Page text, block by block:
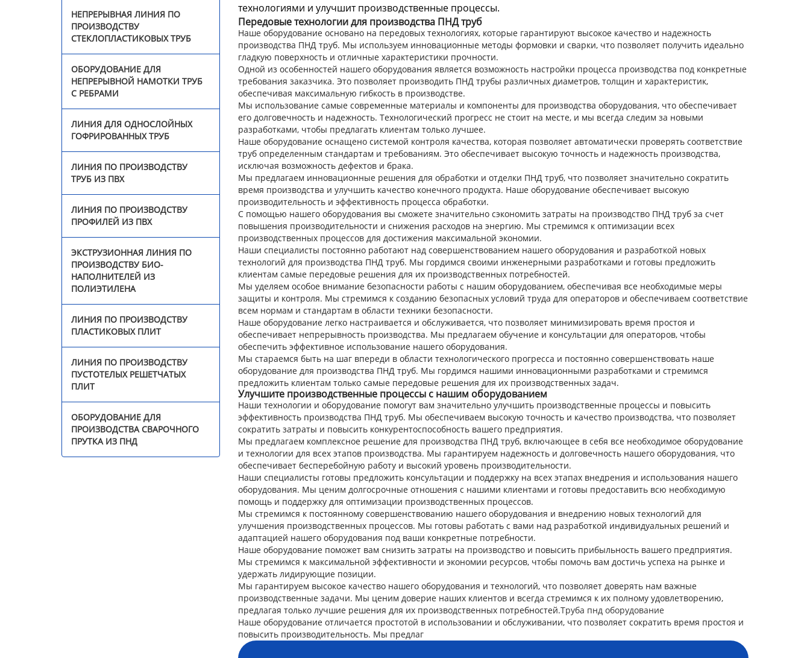
Линия по производству
профилей из ПВХ
производству био-
наполнителей из
полиэтилена
Линия по производству
пластиковых плит
Линия по производству
пустотелых сотовых
Оборудование для
производства
сварочного прутка из
НЕПРЕРЫВНАЯ ЛИНИЯ ПО
ПРОИЗВОДСТВУ
СТЕКЛОПЛАСТИКОВЫХ ТРУБ
ОБОРУДОВАНИЕ ДЛЯ
НЕПРЕРЫВНОЙ НАМОТКИ ТРУБ
С РЕБРАМИ
ЛИНИЯ ДЛЯ ОДНОСЛОЙНЫХ
ГОФРИРОВАННЫХ ТРУБ
ЛИНИЯ ПО ПРОИЗВОДСТВУ
ТРУБ ИЗ ПВХ
ЛИНИЯ ПО ПРОИЗВОДСТВУ
ПРОФИЛЕЙ ИЗ ПВХ
ЭКСТРУЗИОННАЯ ЛИНИЯ ПО
ПРОИЗВОДСТВУ БИО-
НАПОЛНИТЕЛЕЙ ИЗ
ПОЛИЭТИЛЕНА
ЛИНИЯ ПО ПРОИЗВОДСТВУ
ПЛАСТИКОВЫХ ПЛИТ
ЛИНИЯ ПО ПРОИЗВОДСТВУ
ПУСТОТЕЛЫХ РЕШЕТЧАТЫХ
ПЛИТ
ОБОРУДОВАНИЕ ДЛЯ
ПРОИЗВОДСТВА СВАРОЧНОГО
ПРУТКА ИЗ ПНД
технологиями и улучшит производственные процессы.
Передовые технологии для производства ПНД труб
Наше оборудование основано на передовых технологиях, которые гарантируют высокое качество и надежность
производства ПНД труб. Мы используем инновационные методы формовки и сварки, что позволяет получить идеально
гладкую поверхность и отличные характеристики прочности.
Одной из особенностей нашего оборудования является возможность настройки процесса производства под конкретные
требования заказчика. Это позволяет производить ПНД трубы различных диаметров, толщин и характеристик,
обеспечивая максимальную гибкость в производстве.
Мы использование самые современные материалы и компоненты для производства оборудования, что обеспечивает
его долговечность и надежность. Технологический прогресс не стоит на месте, и мы всегда следим за новыми
разработками, чтобы предлагать клиентам только лучшее.
Наше оборудование оснащено системой контроля качества, которая позволяет автоматически проверять соответствие
труб определенным стандартам и требованиям. Это обеспечивает высокую точность и надежность производства,
исключая возможность дефектов и брака.
Мы предлагаем инновационные решения для обработки и отделки ПНД труб, что позволяет значительно сократить
время производства и улучшить качество конечного продукта. Наше оборудование обеспечивает высокую
производительность и эффективность процесса обработки.
С помощью нашего оборудования вы сможете значительно сэкономить затраты на производство ПНД труб за счет
повышения производительности и снижения расходов на энергию. Мы стремимся к оптимизации всех
производственных процессов для достижения максимальной экономии.
Наши специалисты постоянно работают над совершенствованием нашего оборудования и разработкой новых
технологий для производства ПНД труб. Мы гордимся своими инженерными разработками и готовы предложить
клиентам самые передовые решения для их производственных потребностей.
Мы уделяем особое внимание безопасности работы с нашим оборудованием, обеспечивая все необходимые меры
защиты и контроля. Мы стремимся к созданию безопасных условий труда для операторов и обеспечиваем соответствие
всем нормам и стандартам в области техники безопасности.
Наше оборудование легко настраивается и обслуживается, что позволяет минимизировать время простоя и
обеспечивает непрерывность производства. Мы предлагаем обучение и консультации для операторов, чтобы
обеспечить эффективное использование нашего оборудования.
Мы стараемся быть на шаг впереди в области технологического прогресса и постоянно совершенствовать наше
оборудование для производства ПНД труб. Мы гордимся нашими инновационными разработками и стремимся
предложить клиентам только самые передовые решения для их производственных задач.
Улучшите производственные процессы с нашим оборудованием
Наши технологии и оборудование помогут вам значительно улучшить производственные процессы и повысить
эффективность производства ПНД труб. Мы обеспечиваем высокую точность и качество производства, что позволяет
сократить затраты и повысить конкурентоспособность вашего предприятия.
Мы предлагаем комплексное решение для производства ПНД труб, включающее в себя все необходимое оборудование
и технологии для всех этапов производства. Мы гарантируем надежность и долговечность нашего оборудования, что
обеспечивает бесперебойную работу и высокий уровень производительности.
Наши специалисты готовы предложить консультации и поддержку на всех этапах внедрения и использования нашего
оборудования. Мы ценим долгосрочные отношения с нашими клиентами и готовы предоставить всю необходимую
помощь и поддержку для оптимизации производственных процессов.
Мы стремимся к постоянному совершенствованию нашего оборудования и внедрению новых технологий для
улучшения производственных процессов. Мы готовы работать с вами над разработкой индивидуальных решений и
адаптацией нашего оборудования под ваши конкретные потребности.
Наше оборудование поможет вам снизить затраты на производство и повысить прибыльность вашего предприятия.
Мы стремимся к максимальной эффективности и экономии ресурсов, чтобы помочь вам достичь успеха на рынке и
удержать лидирующие позиции.
Мы гарантируем высокое качество нашего оборудования и технологий, что позволяет доверять нам важные
производственные задачи. Мы ценим доверие наших клиентов и всегда стремимся к их полному удовлетворению,
предлагая только лучшие решения для их производственных потребностей.Труба пнд оборудование
Наше оборудование отличается простотой в использовании и обслуживании, что позволяет сократить время простоя и
повысить производительность. Мы предлаг